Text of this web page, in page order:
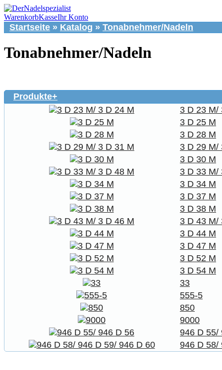
WarenkorbKasseIhr Konto
Startseite » Katalog » Tonabnehmer/Nadeln
Tonabnehmer/Nadeln
Produkte+
3 D 23 M/
3 D 25 M
3 D 28 M
3 D 29 M/
3 D 30 M
3 D 33 M/
3 D 34 M
3 D 37 M
3 D 38 M
3 D 43 M/
3 D 44 M
3 D 47 M
3 D 52 M
3 D 54 M
33
555-5
850
9000
946 D 55/
946 D 58/